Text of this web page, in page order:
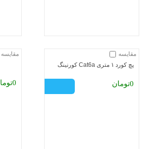
مقایسه
0تومان
مقایسه
پچ کورد ۱ متری Cat6a کورنینگ
0تومان